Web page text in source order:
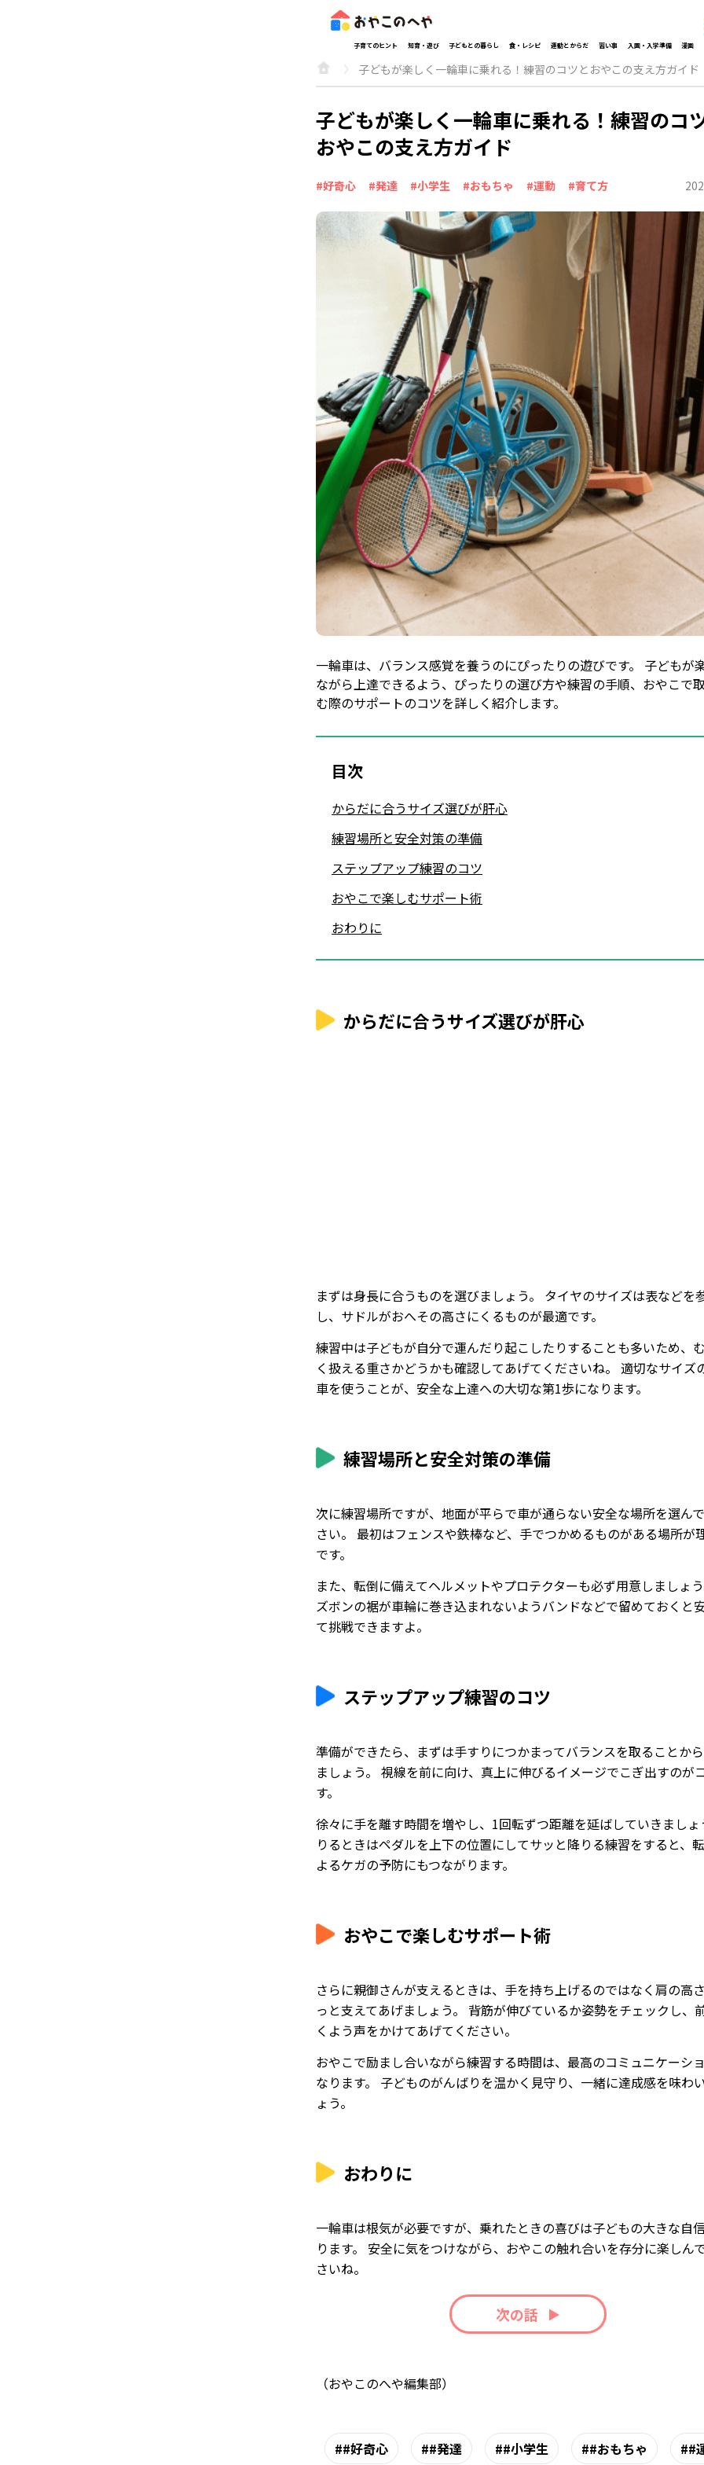
子育てのヒント 知育・遊び 子どもとの暮らし 食・レシピ 運動とからだ 習い事 入園・入学準備 漫画
子どもが楽しく一輪車に乗れる！練習のコツとおやこの支え方ガイド
子どもが楽しく一輪車に乗れる！練習のコ
おやこの支え方ガイド
#好奇心 #発達 #小学生 #おもちゃ #運動 #育て方
一輪車は、バランス感覚を養うのにぴったりの遊びです。 子どもが
ながら上達できるよう、ぴったりの選び方や練習の手順、おやこで
む際のサポートのコツを詳しく紹介します。
目次
からだに合うサイズ選びが肝心
練習場所と安全対策の準備
ステップアップ練習のコツ
おやこで楽しむサポート術
おわりに
からだに合うサイズ選びが肝心
まずは身長に合うものを選びましょう。 タイヤのサイズは表などを
し、サドルがおへその高さにくるものが最適です。
練習中は子どもが自分で運んだり起こしたりすることも多いため、
く扱える重さかどうかも確認してあげてくださいね。 適切なサイズ
車を使うことが、安全な上達への大切な第1歩になります。
練習場所と安全対策の準備
次に練習場所ですが、地面が平らで車が通らない安全な場所を選ん
さい。 最初はフェンスや鉄棒など、手でつかめるものがある場所が
です。
また、転倒に備えてヘルメットやプロテクターも必ず用意しましょ
ズボンの裾が車輪に巻き込まれないようバンドなどで留めておくと
て挑戦できますよ。
ステップアップ練習のコツ
準備ができたら、まずは手すりにつかまってバランスを取ることか
ましょう。 視線を前に向け、真上に伸びるイメージでこぎ出すのが
す。
徐々に手を離す時間を増やし、1回転ずつ距離を延ばしていきましょ
りるときはペダルを上下の位置にしてサッと降りる練習をすると、
よるケガの予防にもつながります。
おやこで楽しむサポート術
さらに親御さんが支えるときは、手を持ち上げるのではなく肩の高
っと支えてあげましょう。 背筋が伸びているか姿勢をチェックし、
くよう声をかけてあげてください。
おやこで励まし合いながら練習する時間は、最高のコミュニケーシ
なります。 子どものがんばりを温かく見守り、一緒に達成感を味わ
ょう。
おわりに
一輪車は根気が必要ですが、乗れたときの喜びは子どもの大きな自
ります。 安全に気をつけながら、おやこの触れ合いを存分に楽しん
さいね。
次の話
（おやこのへや編集部）
#好奇心 #発達 #小学生 #おもちゃ #